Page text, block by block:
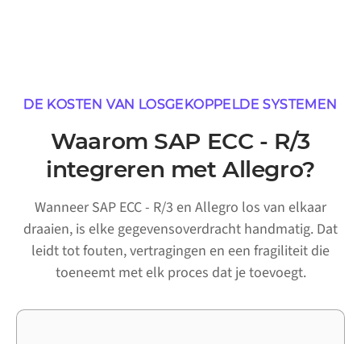
DE KOSTEN VAN LOSGEKOPPELDE SYSTEMEN
Waarom SAP ECC - R/3
integreren met Allegro?
Wanneer SAP ECC - R/3 en Allegro los van elkaar
draaien, is elke gegevensoverdracht handmatig. Dat
leidt tot fouten, vertragingen en een fragiliteit die
toeneemt met elk proces dat je toevoegt.